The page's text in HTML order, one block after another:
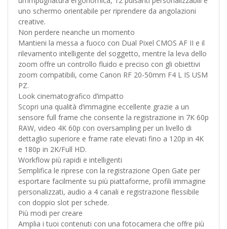
uno schermo orientabile per riprendere da angolazioni
creative.
Non perdere neanche un momento
Mantieni la messa a fuoco con Dual Pixel CMOS AF II e il
rilevamento intelligente del soggetto, mentre la leva dello
zoom offre un controllo fluido e preciso con gli obiettivi
zoom compatibili, come Canon RF 20-50mm F4 L IS USM
PZ.
Look cinematografico d’impatto
Scopri una qualità d’immagine eccellente grazie a un
sensore full frame che consente la registrazione in 7K 60p
RAW, video 4K 60p con oversampling per un livello di
dettaglio superiore e frame rate elevati fino a 120p in 4K
e 180p in 2K/Full HD.
Workflow più rapidi e intelligenti
Semplifica le riprese con la registrazione Open Gate per
esportare facilmente su più piattaforme, profili immagine
personalizzati, audio a 4 canali e registrazione flessibile
con doppio slot per schede.
Più modi per creare
Amplia i tuoi contenuti con una fotocamera che offre più